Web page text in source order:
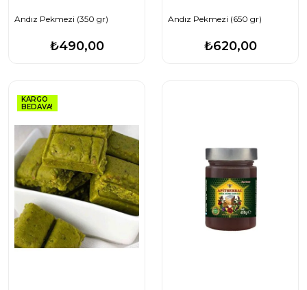
Andız Pekmezi (350 gr)
₺490,00
Andız Pekmezi (650 gr)
₺620,00
KARGO
BEDAVA!